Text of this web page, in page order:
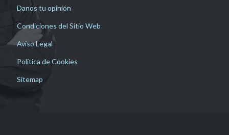
Danos tu opinión
Condiciones del Sitio Web
Aviso Legal
Política de Cookies
Sitemap